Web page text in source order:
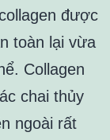
được
toàn lại vừa
Collagen
chai thủy
ngoài rất